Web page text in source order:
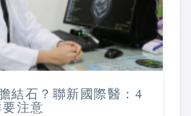
結石？聯新國際醫：4
注意